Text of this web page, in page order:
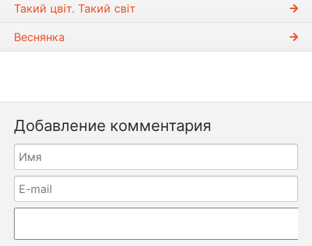
Такий цвіт. Такий світ
Веснянка
Добавление комментария